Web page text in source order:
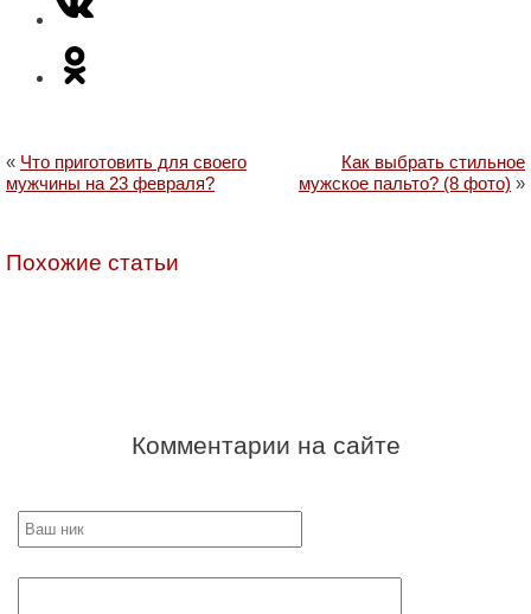
« Что приготовить для своего
мужчины на 23 февраля?
Как выбрать стильное
мужское пальто? (8 фото) »
Похожие статьи
Комментарии на сайте